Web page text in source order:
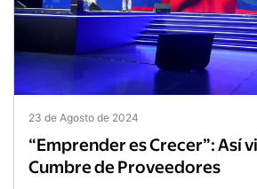
23 de Agosto de 2024
“Emprender es Crecer”: Así
Cumbre de Proveedores